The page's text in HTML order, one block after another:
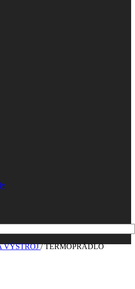
VÝSTROJ/ TERMOPRÁDLO